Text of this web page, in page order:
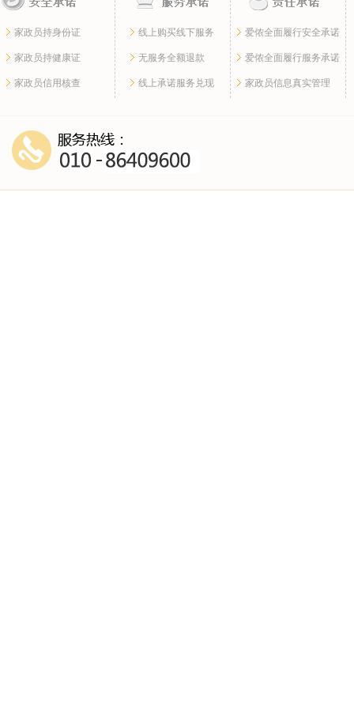
家政员持身份证
家政员持健康证
家政员信用核查
线上购买线下服务
无服务全额退款
线上承诺服务兑现
爱侬全面履行安全承诺
爱侬全面履行服务承诺
家政员信息真实管理